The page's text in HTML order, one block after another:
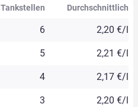
Tankstellen Durchschnittlich
6 2,20 €/l
5 2,21 €/l
4 2,17 €/l
3 2,20 €/l